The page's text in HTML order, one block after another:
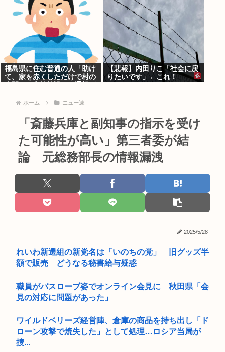
福島県に住む普通の人「助け
て、家を赤くしただけで村の
【悲報】内田りこ「社会に戻
りたいです」←これ！
ホーム ニュー速
「斎藤兵庫と副知事の指示を受け
た可能性が高い」第三者委が結
論 元総務部長の情報漏洩
2025/5/28
れいわ新選組の新党名は「いのちの党」 旧グッズ半
額で販売 どうなる秘書給与疑惑
職員がバスローブ姿でオンライン会見に 秋田県「会
見の対応に問題があった」
ワイルドベリーズ経営陣、倉庫の商品を持ち出し「ド
ローン攻撃で焼失した」として処理…ロシア当局が
捜...